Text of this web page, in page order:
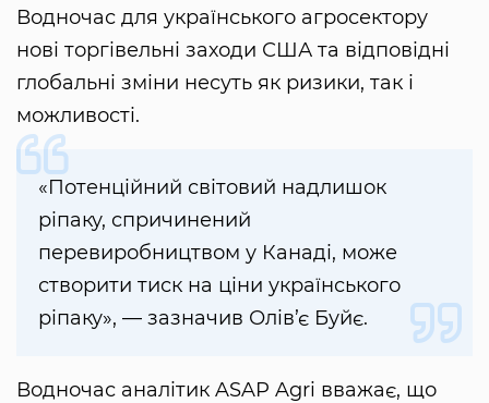
Водночас для українського агросектору
нові торгівельні заходи США та відповідні
глобальні зміни несуть як ризики, так і
можливості.
«Потенційний світовий надлишок
ріпаку, спричинений
перевиробництвом у Канаді, може
створити тиск на ціни українського
ріпаку», — зазначив Олів’є Буйє.
Водночас аналітик ASAP Agri вважає, що